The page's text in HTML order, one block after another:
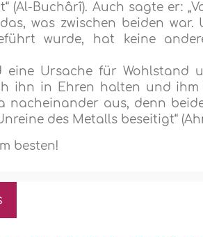
(Al-Buchârî). Auch sagte er:
was zwischen beiden
wurde, hat keine
eine Ursache für Wohlstand
ihn in Ehren halten und ihm
nacheinander aus, denn
des Metalls beseitigt“
besten!